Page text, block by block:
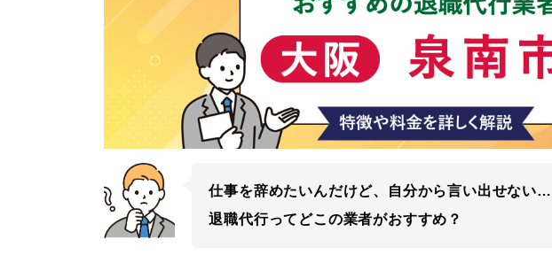
仕事を辞めたいんだけど、自分から言い出せない…
退職代行ってどこの業者がおすすめ？